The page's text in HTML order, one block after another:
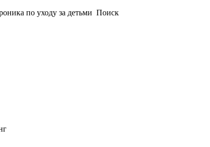
по уходу за детьми Поиск